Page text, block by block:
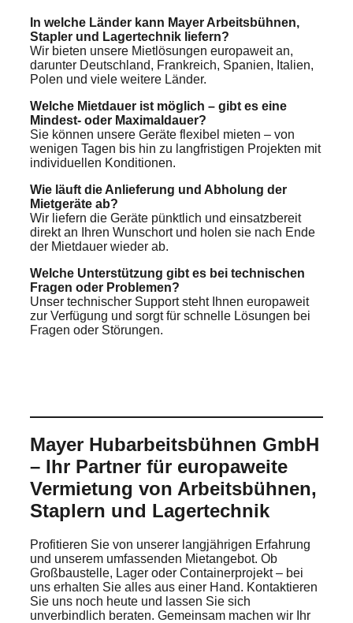
In welche Länder kann Mayer Arbeitsbühnen,
Stapler und Lagertechnik liefern?
Wir bieten unsere Mietlösungen europaweit an,
darunter Deutschland, Frankreich, Spanien, Italien,
Polen und viele weitere Länder.
Welche Mietdauer ist möglich – gibt es eine
Mindest- oder Maximaldauer?
Sie können unsere Geräte flexibel mieten – von
wenigen Tagen bis hin zu langfristigen Projekten mit
individuellen Konditionen.
Wie läuft die Anlieferung und Abholung der
Mietgeräte ab?
Wir liefern die Geräte pünktlich und einsatzbereit
direkt an Ihren Wunschort und holen sie nach Ende
der Mietdauer wieder ab.
Welche Unterstützung gibt es bei technischen
Fragen oder Problemen?
Unser technischer Support steht Ihnen europaweit
zur Verfügung und sorgt für schnelle Lösungen bei
Fragen oder Störungen.
Mayer Hubarbeitsbühnen GmbH
– Ihr Partner für europaweite
Vermietung von Arbeitsbühnen,
Staplern und Lagertechnik
Profitieren Sie von unserer langjährigen Erfahrung
und unserem umfassenden Mietangebot. Ob
Großbaustelle, Lager oder Containerprojekt – bei
uns erhalten Sie alles aus einer Hand. Kontaktieren
Sie uns noch heute und lassen Sie sich
unverbindlich beraten. Gemeinsam machen wir Ihr